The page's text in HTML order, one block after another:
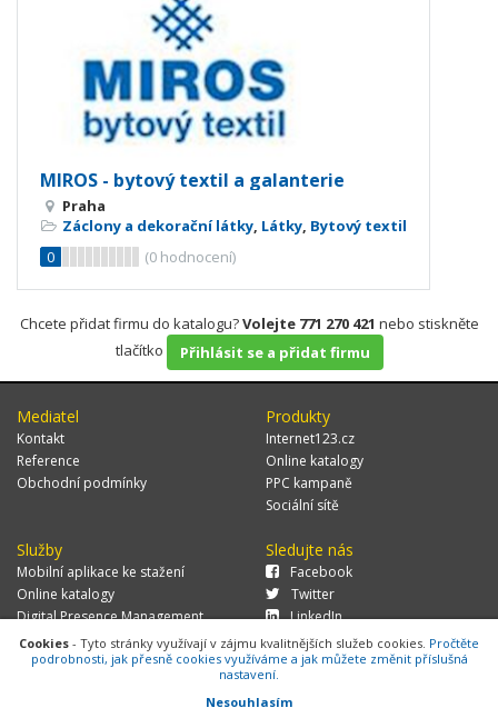
MIROS - bytový textil a galanterie
Praha
Záclony a dekorační látky, Látky, Bytový textil
0
(0 hodnocení)
Chcete přidat firmu do katalogu?Volejte 771 270 421 nebo stiskněte
tlačítko
Přihlásit se a přidat firmu
Mediatel
Kontakt
Reference
Obchodní podmínky
Produkty
Internet123.cz
Online katalogy
PPC kampaně
Sociální sítě
Služby
Mobilní aplikace ke stažení
Online katalogy
Digital Presence Management
Více zákazníků
Sledujte nás
Facebook
Twitter
LinkedIn
© 2026 MEDIATEL CZ, s.r.o.,Za Potokem 46/4, 106 00 Praha 10, tel.:
Cookies - Tyto stránky využívají v zájmu kvalitnějších služeb cookies. Pročtěte
podrobnosti, jak přesně cookies využíváme a jak můžete změnit příslušná
nastavení.
Nesouhlasím